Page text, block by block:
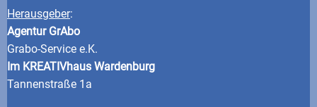
Herausgeber:
Agentur GrAbo
Grabo-Service e.K.
Im KREATIVhaus Wardenburg
Tannenstraße 1a